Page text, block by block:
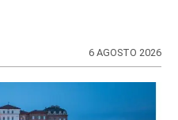
6 AGOSTO 2026